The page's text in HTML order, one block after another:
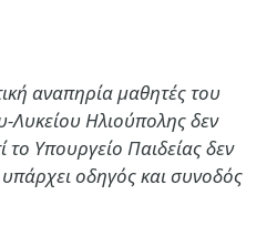
αναπηρία μαθητές του
Λυκείου Ηλιούπολης δεν
το Υπουργείο Παιδείας δεν
υπάρχει οδηγός και συνοδός